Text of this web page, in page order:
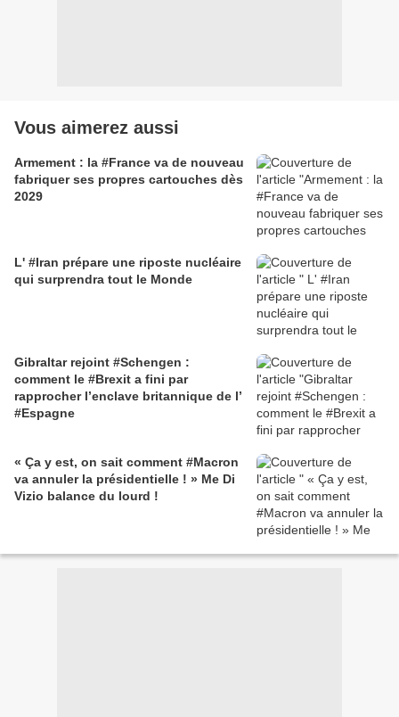
Vous aimerez aussi
Armement : la #France va de nouveau
fabriquer ses propres cartouches dès
2029
L' #Iran prépare une riposte nucléaire
qui surprendra tout le Monde
Gibraltar rejoint #Schengen :
comment le #Brexit a fini par
rapprocher l’enclave britannique de l’
#Espagne
« Ça y est, on sait comment #Macron
va annuler la présidentielle ! » Me Di
Vizio balance du lourd !